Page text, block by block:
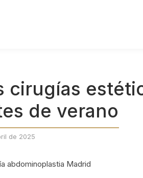
cirugías
de verano
de 2025